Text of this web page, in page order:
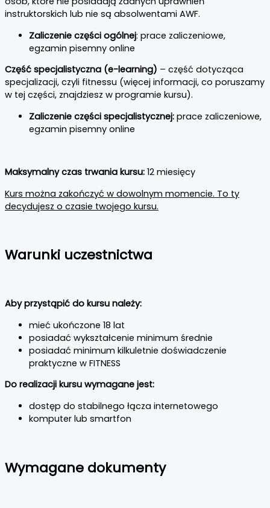
instruktorskich lub nie są absolwentami AWF.
Zaliczenie części ogólnej: prace zaliczeniowe,
egzamin pisemny online
Część specjalistyczna (e-learning) – część dotycząca
specjalizacji, czyli fitnessu (więcej informacji, co poruszamy
w tej części, znajdziesz w programie kursu).
Zaliczenie części specjalistycznej: prace zaliczeniowe,
egzamin pisemny online
Maksymalny czas trwania kursu: 12 miesięcy
Kurs można zakończyć w dowolnym momencie. To ty
decydujesz o czasie twojego kursu.
Warunki uczestnictwa
Aby przystąpić do kursu należy:
mieć ukończone 18 lat
posiadać wykształcenie minimum średnie
posiadać minimum kilkuletnie doświadczenie
praktyczne w FITNESS
Do realizacji kursu wymagane jest:
dostęp do stabilnego łącza internetowego
komputer lub smartfon
Wymagane dokumenty